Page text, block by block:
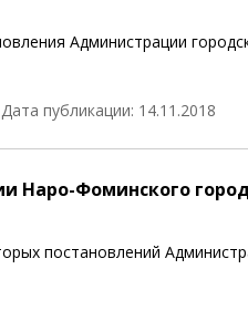
Администрации
Дата публикации: 14.11.2018
Наро-Фоминского
постановлений